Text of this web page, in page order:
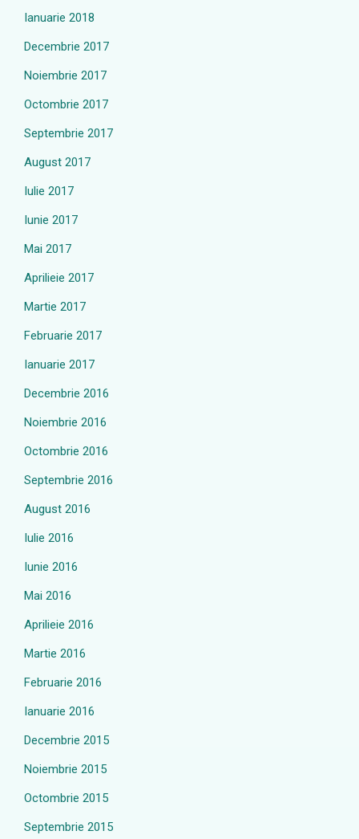
Ianuarie 2018
Decembrie 2017
Noiembrie 2017
Octombrie 2017
Septembrie 2017
August 2017
Iulie 2017
Iunie 2017
Mai 2017
Aprilieie 2017
Martie 2017
Februarie 2017
Ianuarie 2017
Decembrie 2016
Noiembrie 2016
Octombrie 2016
Septembrie 2016
August 2016
Iulie 2016
Iunie 2016
Mai 2016
Aprilieie 2016
Martie 2016
Februarie 2016
Ianuarie 2016
Decembrie 2015
Noiembrie 2015
Octombrie 2015
Septembrie 2015